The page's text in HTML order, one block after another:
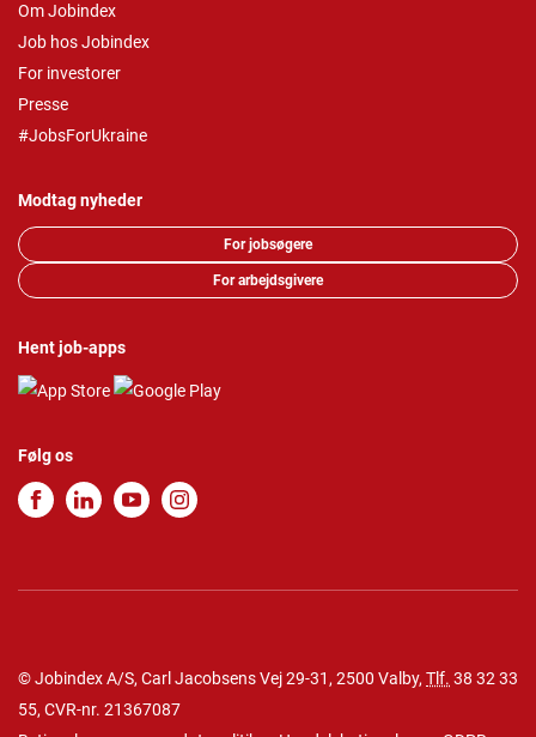
Om Jobindex
Job hos Jobindex
For investorer
Presse
#JobsForUkraine
Modtag nyheder
For jobsøgere
For arbejdsgivere
Hent job-apps
Følg os
© Jobindex A/S, Carl Jacobsens Vej 29-31, 2500 Valby, Tlf. 38 32 33
55, CVR-nr. 21367087